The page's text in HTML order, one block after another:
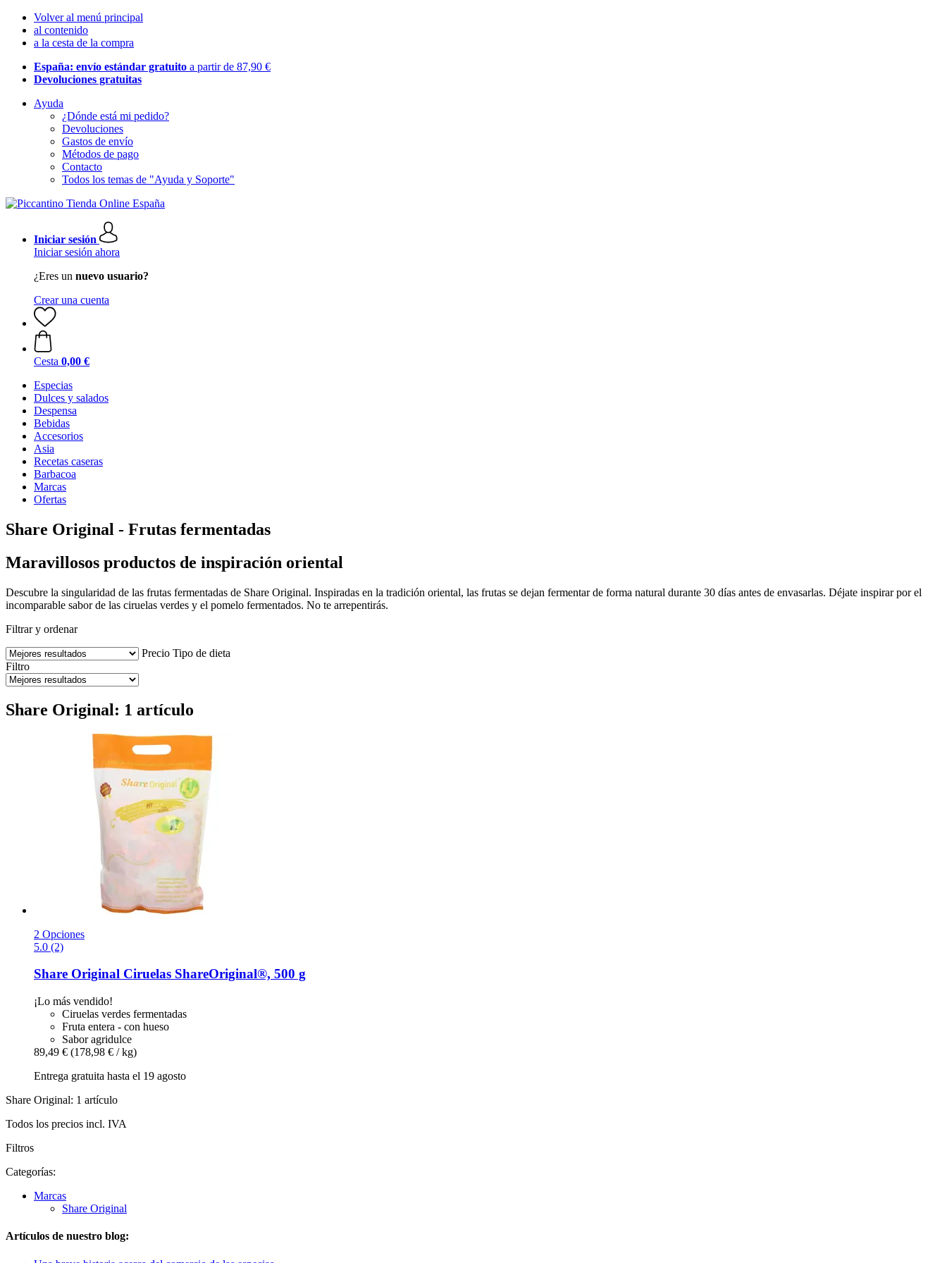
Volver al menú principal
al contenido
a la cesta de la compra
España: envío estándar gratuito a partir de 87,90 €
Devoluciones gratuitas
Ayuda
¿Dónde está mi pedido?
Devoluciones
Gastos de envío
Métodos de pago
Contacto
Todos los temas de "Ayuda y Soporte"
Iniciar sesión
Iniciar sesión ahora
¿Eres un nuevo usuario?
Crear una cuenta
Cesta 0,00 €
Especias
Dulces y salados
Despensa
Bebidas
Accesorios
Asia
Recetas caseras
Barbacoa
Marcas
Ofertas
Share Original - Frutas fermentadas
Maravillosos productos de inspiración oriental
Descubre la singularidad de las frutas fermentadas de Share Original. Inspiradas en la tradición oriental, las frutas se dejan fermentar de forma natural durante 30 días antes de envasarlas. Déjate inspirar por el
incomparable sabor de las ciruelas verdes y el pomelo fermentados. No te arrepentirás.
Filtrar y ordenar
Precio Tipo de dieta
Filtro
Share Original: 1 artículo
2 Opciones
5.0 (2)
Share Original Ciruelas ShareOriginal®, 500 g
¡Lo más vendido!
Ciruelas verdes fermentadas
Fruta entera - con hueso
Sabor agridulce
89,49 € (178,98 € / kg)
Entrega gratuita hasta el 19 agosto
Share Original: 1 artículo
Todos los precios incl. IVA
Filtros
Categorías:
Marcas
Share Original
Artículos de nuestro blog: